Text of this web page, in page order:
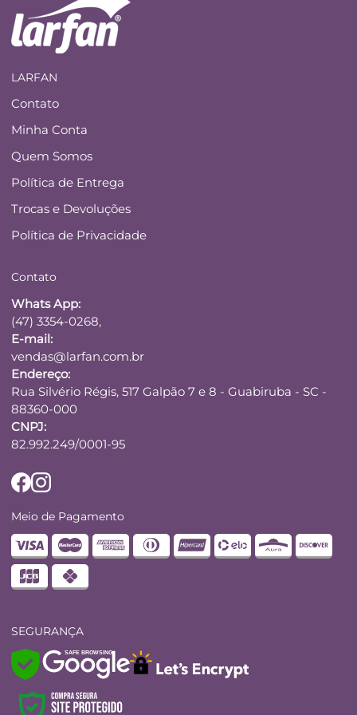
LARFAN
Contato
Minha Conta
Quem Somos
Política de Entrega
Trocas e Devoluções
Política de Privacidade
Contato
Whats App:
(47) 3354-0268,
E-mail:
vendas@larfan.com.br
Endereço:
Rua Silvério Régis, 517 Galpão 7 e 8 - Guabiruba - SC -
88360-000
CNPJ:
82.992.249/0001-95
Meio de Pagamento
SEGURANÇA
SAFE BROWSING